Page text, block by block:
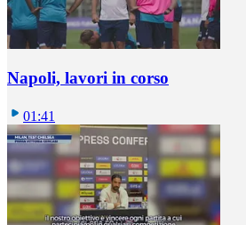
Napoli, lavori in corso
01:41